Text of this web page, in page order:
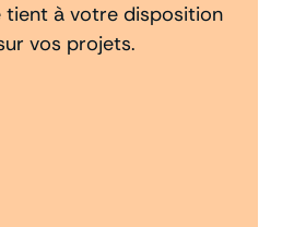
tient à votre disposition
vos projets.